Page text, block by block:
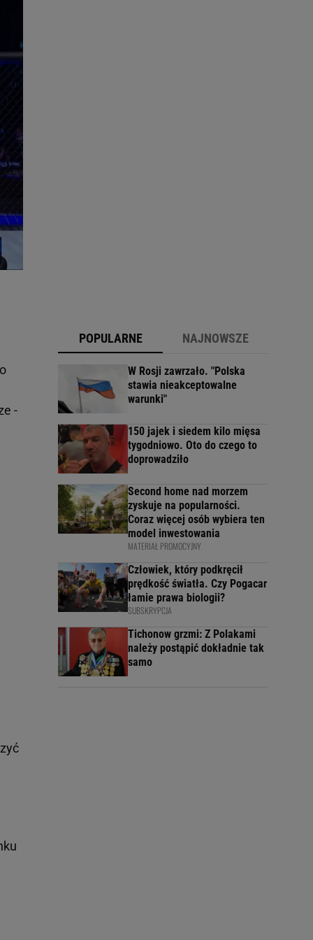
-
POPULARNE NAJNOWSZE
W Rosji zawrzało. "Polska
stawia nieakceptowalne
warunki"
150 jajek i siedem kilo mięsa
tygodniowo. Oto do czego to
doprowadziło
Second home nad morzem
zyskuje na popularności.
Coraz więcej osób wybiera ten
model inwestowania
MATERIAŁ PROMOCYJNY
Człowiek, który podkręcił
prędkość światła. Czy Pogacar
łamie prawa biologii?
SUBSKRYPCJA
Tichonow grzmi: Z Polakami
należy postąpić dokładnie tak
samo